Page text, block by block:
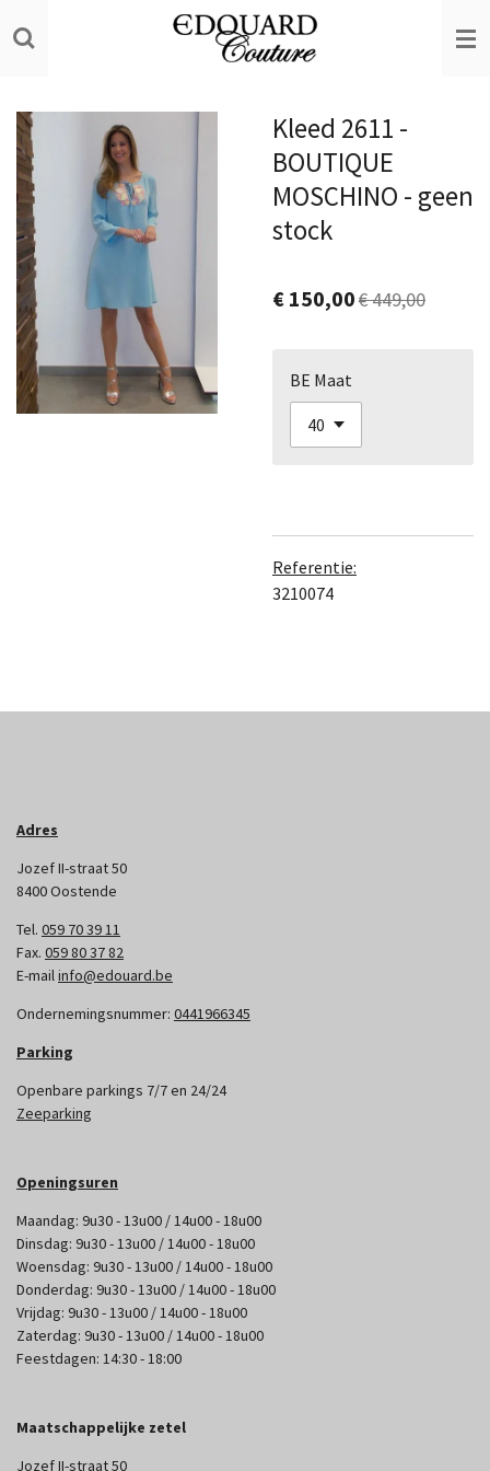
direct
hoofdinhoud
Kleed 2611 -
BOUTIQUE
MOSCHINO - geen
stock
€ 150,00€ 449,00
BE Maat
Referentie:
3210074
Adres
Jozef II-straat 50
8400 Oostende
Tel. 059 70 39 11
Fax. 059 80 37 82
E-mailinfo@edouard.be
Ondernemingsnummer: 0441966345
Parking
Openbare parkings 7/7 en 24/24
Zeeparking
Openingsuren
Maandag: 9u30 - 13u00 / 14u00 - 18u00
Dinsdag: 9u30 - 13u00 / 14u00 - 18u00
Woensdag: 9u30 - 13u00 / 14u00 - 18u00
Donderdag: 9u30 - 13u00 / 14u00 - 18u00
Vrijdag: 9u30 - 13u00 / 14u00 - 18u00
Zaterdag: 9u30 - 13u00 / 14u00 - 18u00
Feestdagen: 14:30 - 18:00
Maatschappelijke zetel
Jozef II-straat 50